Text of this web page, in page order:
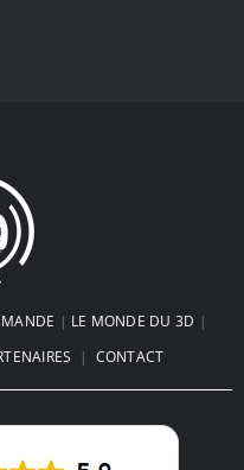
| LE MONDE DU 3D |
| CONTACT